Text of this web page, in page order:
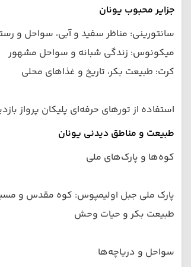
جزایر محبوب یونان
سانتورینی: مناظر سفید و آبی، سواحل و
میكونوس: زندگی شبانه و سواحل مشهور
کرت: طبیعت بکر، تاریخ و غذاهای محلی
استفاده از تورهای حرفه‌ای پلیکان پرواز
طبیعت و مناطق دیدنی یونان
کوه‌ها و پارک‌های ملی
پارک ملی جبل اولیمپوس: کوه مقدس و
طبیعت بکر و حیات وحش
سواحل و دریاچه‌ها